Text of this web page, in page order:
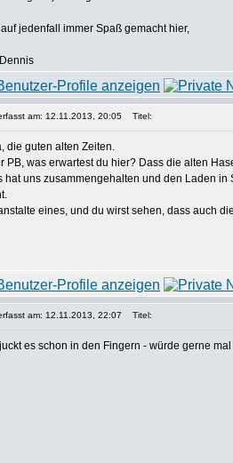
auf jedenfall immer Spaß gemacht hier,
am: 12.11.2013, 20:05 Titel:
die guten alten Zeiten.
PB, was erwartest du hier? Dass die alten
hat uns zusammengehalten und den Laden
eines, und du wirst sehen, dass auch
am: 12.11.2013, 22:07 Titel:
es schon in den Fingern - würde gerne